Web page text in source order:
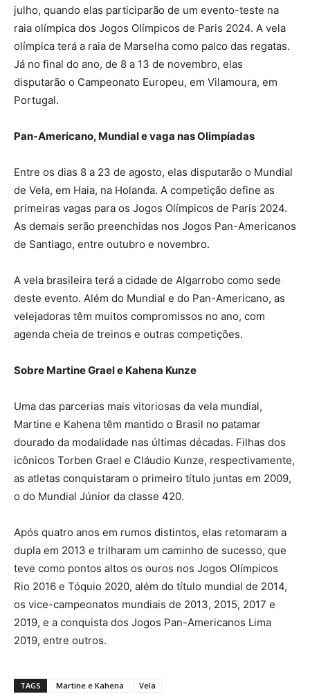
julho, quando elas participarão de um evento-teste na
raia olímpica dos Jogos Olímpicos de Paris 2024. A vela
olímpica terá a raia de Marselha como palco das regatas.
Já no final do ano, de 8 a 13 de novembro, elas
disputarão o Campeonato Europeu, em Vilamoura, em
Portugal.
Pan-Americano, Mundial e vaga nas Olimpíadas
Entre os dias 8 a 23 de agosto, elas disputarão o Mundial
de Vela, em Haia, na Holanda. A competição define as
primeiras vagas para os Jogos Olímpicos de Paris 2024.
As demais serão preenchidas nos Jogos Pan-Americanos
de Santiago, entre outubro e novembro.
A vela brasileira terá a cidade de Algarrobo como sede
deste evento. Além do Mundial e do Pan-Americano, as
velejadoras têm muitos compromissos no ano, com
agenda cheia de treinos e outras competições.
Sobre Martine Grael e Kahena Kunze
Uma das parcerias mais vitoriosas da vela mundial,
Martine e Kahena têm mantido o Brasil no patamar
dourado da modalidade nas últimas décadas. Filhas dos
icônicos Torben Grael e Cláudio Kunze, respectivamente,
as atletas conquistaram o primeiro título juntas em 2009,
o do Mundial Júnior da classe 420.
Após quatro anos em rumos distintos, elas retomaram a
dupla em 2013 e trilharam um caminho de sucesso, que
teve como pontos altos os ouros nos Jogos Olímpicos
Rio 2016 e Tóquio 2020, além do título mundial de 2014,
os vice-campeonatos mundiais de 2013, 2015, 2017 e
2019, e a conquista dos Jogos Pan-Americanos Lima
2019, entre outros.
TAGS Martine e Kahena Vela